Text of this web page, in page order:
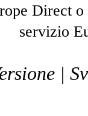
Direct
servizio
|